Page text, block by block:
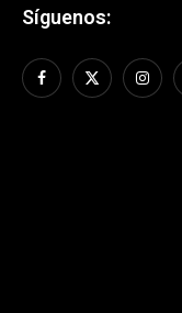
Síguenos: